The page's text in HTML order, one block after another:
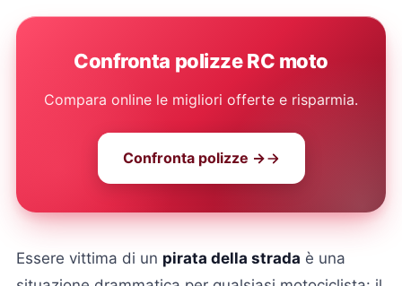
Confronta polizze RC moto
Compara online le migliori offerte e risparmia.
Confronta polizze →
Essere vittima di un pirata della strada è una